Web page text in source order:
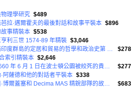
理學研究 $489
拉·邁爾霍夫的最後對話和故事平裝本 $896
事精裝本 $538
利三世 1574-89 年精裝 $3,046
$278
索引精裝本 $2,646
$277
阿薩德和他的對話者平裝本 $338
$683